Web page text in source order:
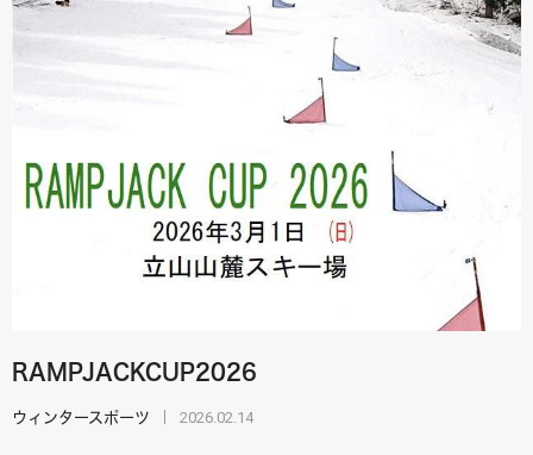
RAMPJACKCUP2026
ウィンタースポーツ 2026.02.14